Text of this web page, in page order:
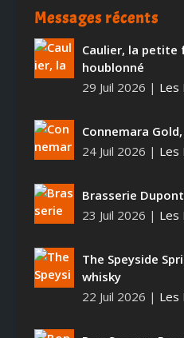
Messages récents
Caulier, la petite
houblonné
29 Juil 2026 | Les
Connemara
24 Juil 2026 | Les
Brasserie
23 Juil 2026 | Les
The Speyside
whisky
22 Juil 2026 | Les